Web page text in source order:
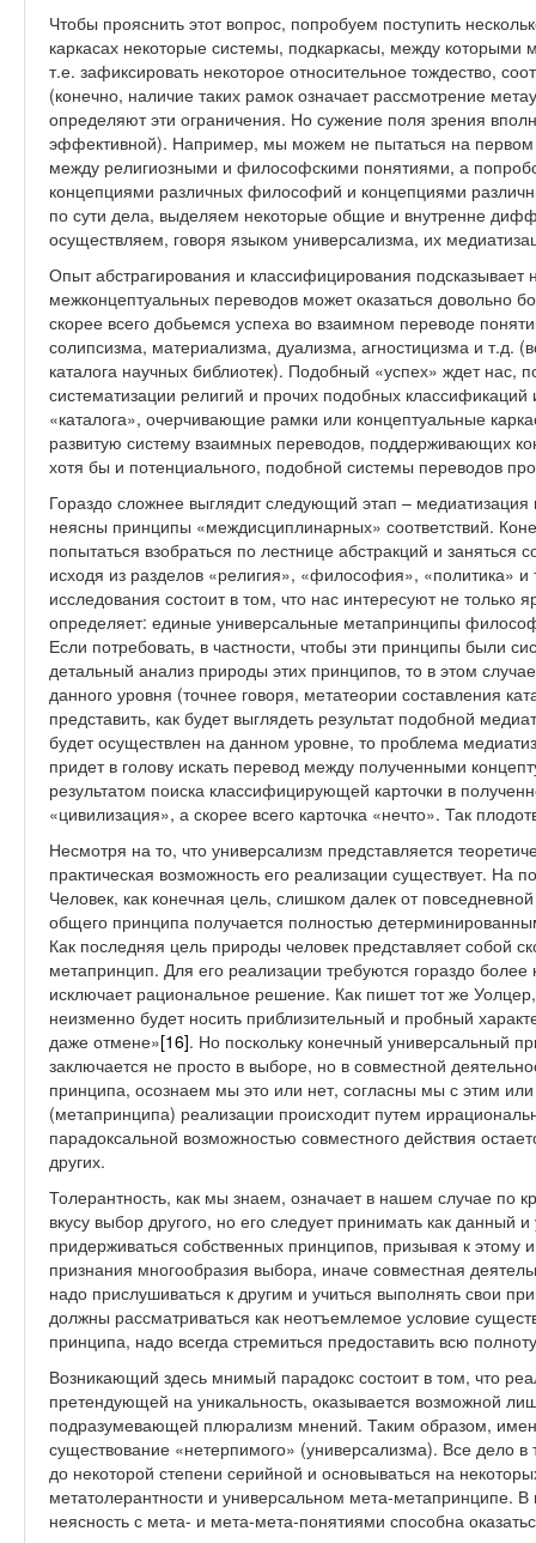
Чтобы прояснить этот вопрос, попробуем поступить
каркасах некоторые системы, подкаркасы, между которыми
т.е. зафиксировать некоторое относительное тождество,
(конечно, наличие таких рамок означает рассмотрение
определяют эти ограничения. Но сужение поля зрения
эффективной). Например, мы можем не пытаться на первом
между религиозными и философскими понятиями, а
концепциями различных философий и концепциями
по сути дела, выделяем некоторые общие и внутренне
осуществляем, говоря языком универсализма, их
Опыт абстрагирования и классифицирования подсказывает
межконцептуальных переводов может оказаться
скорее всего добьемся успеха во взаимном переводе
солипсизма, материализма, дуализма, агностицизма и т.д.
каталога научных библиотек). Подобный «успех» ждет нас,
систематизации религий и прочих подобных классификаций
«каталога», очерчивающие рамки или концептуальные
развитую систему взаимных переводов, поддерживающих
хотя бы и потенциального, подобной системы переводов
Гораздо сложнее выглядит следующий этап –
неясны принципы «междисциплинарных» соответствий.
попытаться взобраться по лестнице абстракций и заняться
исходя из разделов «религия», «философия», «политика»
исследования состоит в том, что нас интересуют не только
определяет: единые универсальные метапринципы
Если потребовать, в частности, чтобы эти принципы были
детальный анализ природы этих принципов, то в этом
данного уровня (точнее говоря, метатеории составления
представить, как будет выглядеть результат подобной
будет осуществлен на данном уровне, то проблема
придет в голову искать перевод между полученными
результатом поиска классифицирующей карточки в
«цивилизация», а скорее всего карточка «нечто». Так
Несмотря на то, что универсализм представляется
практическая возможность его реализации существует. На
Человек, как конечная цель, слишком далек от
общего принципа получается полностью
Как последняя цель природы человек представляет собой
метапринцип. Для его реализации требуются гораздо
исключает рациональное решение. Как пишет тот же
неизменно будет носить приблизительный и пробный
даже отмене»[16]. Но поскольку конечный универсальный
заключается не просто в выборе, но в совместной
принципа, осознаем мы это или нет, согласны мы с этим
(метапринципа) реализации происходит путем
парадоксальной возможностью совместного действия
других.
Толерантность, как мы знаем, означает в нашем случае по
вкусу выбор другого, но его следует принимать как данный
придерживаться собственных принципов, призывая к этому
признания многообразия выбора, иначе совместная
надо прислушиваться к другим и учиться выполнять свои
должны рассматриваться как неотъемлемое условие
принципа, надо всегда стремиться предоставить всю
Возникающий здесь мнимый парадокс состоит в том, что
претендующей на уникальность, оказывается возможной
подразумевающей плюрализм мнений. Таким образом,
существование «нетерпимого» (универсализма). Все дело
до некоторой степени серийной и основываться на
метатолерантности и универсальном мета-метапринципе. В
неясность с мета- и мета-мета-понятиями способна